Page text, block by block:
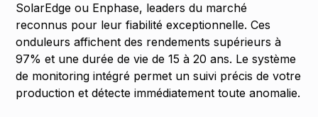
SolarEdge ou Enphase, leaders du marché
reconnus pour leur fiabilité exceptionnelle. Ces
onduleurs affichent des rendements supérieurs à
97% et une durée de vie de 15 à 20 ans. Le système
de monitoring intégré permet un suivi précis de votre
production et détecte immédiatement toute anomalie.